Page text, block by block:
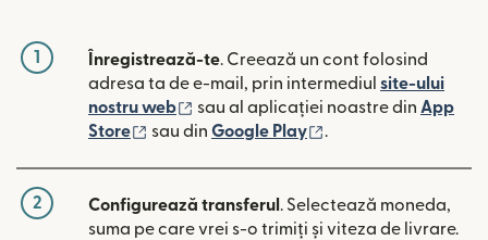
1 Înregistrează-te. Creează un cont folosind
adresa ta de e-mail, prin intermediul site-ului
nostru web
(se deschide într-o fereastră nouă)
sau al aplicației noastre din App
Store
(se deschide într-o fereastră nouă)
sau din Google Play (se deschide într-o
.
2 Configurează transferul . Selectează moneda,
suma pe care vrei s-o trimiți și viteza de livrare.